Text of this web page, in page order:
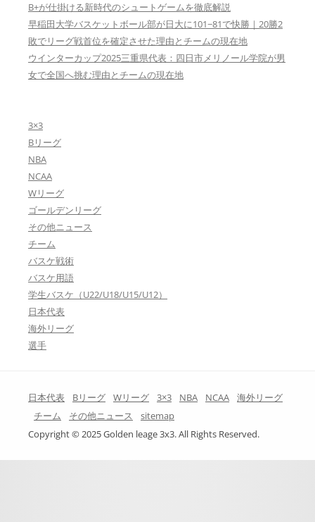
B+が仕掛ける新時代のシュートゲームを徹底解説
早稲田大学バスケットボール部が日大に101−81で快勝｜20勝2
敗でリーグ戦首位を確定させた理由とチームの現在地
ウインターカップ2025三重県代表：四日市メリノール学院が男
女で全国へ挑む理由とチームの現在地
3×3
Bリーグ
NBA
NCAA
Wリーグ
ゴールデンリーグ
その他ニュース
チーム
バスケ戦術
バスケ用語
学生バスケ（U22/U18/U15/U12）
日本代表
海外リーグ
選手
日本代表 Bリーグ Wリーグ 3×3 NBA NCAA
海外リーグ
チーム
その他ニュース
sitemap
Copyright © 2025 Golden leage 3x3. All Rights Reserved.